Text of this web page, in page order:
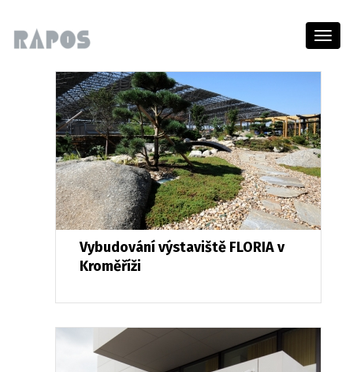
Menu
Vybudování výstaviště FLORIA v
Kroměříži